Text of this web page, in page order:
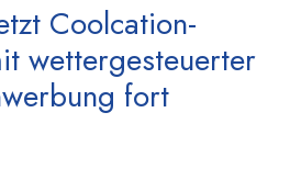
Coolcation-
wettergesteuerter
fort